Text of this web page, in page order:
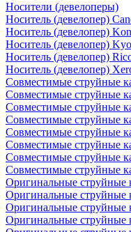
Носители (девелоперы)
Носитель (девелопер)
Носитель (девелопер)
Носитель (девелопер)
Носитель (девелопер)
Носитель (девелопер)
Совместимые струйные
Совместимые струйные
Совместимые струйные
Совместимые струйные
Совместимые струйные
Совместимые струйные
Совместимые струйные
Совместимые струйные
Оригинальные струйные
Оригинальные струйные
Оригинальные струйные
Оригинальные струйные